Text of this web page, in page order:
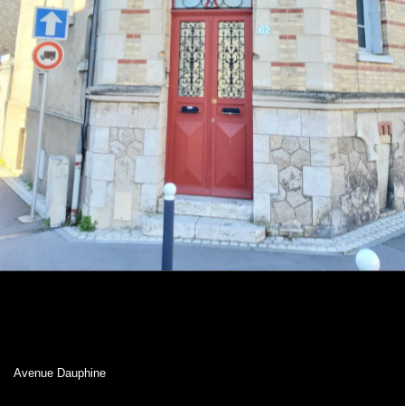
Avenue Dauphine